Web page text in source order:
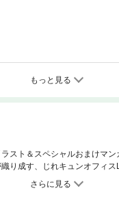
もっと見る
ラスト＆スペシャルおまけマ
り成す、じれキュンオフィス
ェクトな仕事ぶり。大手コンサ
りい・みこと）は、男女問わず